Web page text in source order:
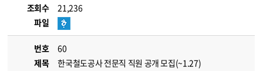
조회수
21,236
파일
번호
60
제목
한국철도공사 전문직 직원 공개 모집(~1.27)